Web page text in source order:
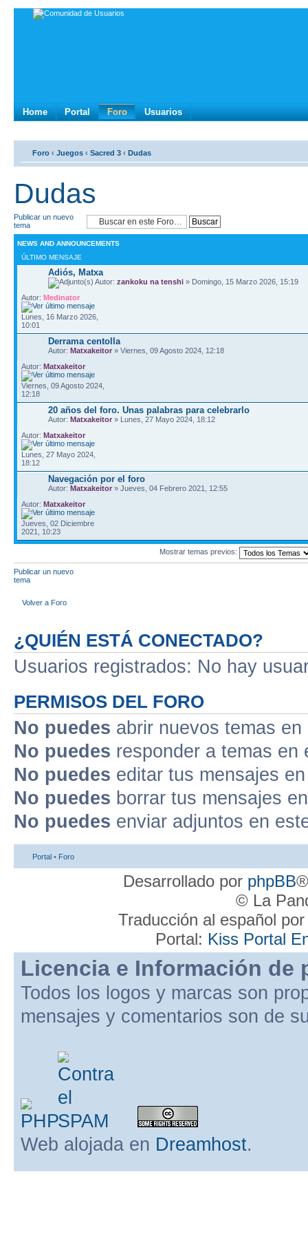
Home Portal Foro Usuarios
Foro ‹ Juegos ‹ Sacred 3 ‹ Dudas
Dudas
Publicar un nuevo
tema
NEWS AND ANNOUNCEMENTS
ÚLTIMO MENSAJE
Adiós, Matxa
Autor: zankoku na tenshi » Domingo, 15 Marzo 2026, 15:19
Autor: Medinator
Lunes, 16 Marzo 2026,
10:01
Derrama centolla
Autor: Matxakeitor » Viernes, 09 Agosto 2024, 12:18
Autor: Matxakeitor
Viernes, 09 Agosto 2024,
12:18
20 años del foro. Unas palabras para celebrarlo
Autor: Matxakeitor » Lunes, 27 Mayo 2024, 18:12
Autor: Matxakeitor
Lunes, 27 Mayo 2024,
18:12
Navegación por el foro
Autor: Matxakeitor » Jueves, 04 Febrero 2021, 12:55
Autor: Matxakeitor
Jueves, 02 Diciembre
2021, 10:23
Mostrar temas previos:
Publicar un nuevo
tema
Volver a Foro
¿QUIÉN ESTÁ CONECTADO?
Usuarios registrados: No hay
PERMISOS DEL FORO
No puedes abrir nuevos temas
No puedes responder a temas en
No puedes editar tus mensajes
No puedes borrar tus mensajes
No puedes enviar adjuntos en
Portal • Foro
Desarrollado por phpBB
© La
Traducción al español
Portal: Kiss Portal
Licencia e Información de
Todos los logos y marcas son
mensajes y comentarios son de
Web alojada en Dreamhost.